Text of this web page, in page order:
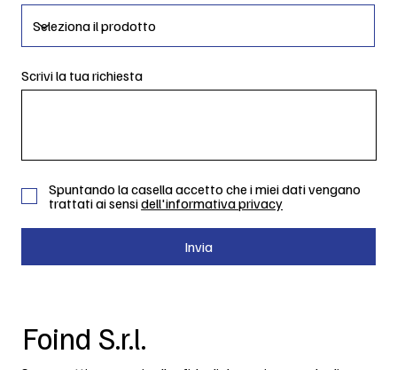
Scrivi la tua richiesta
Spuntando la casella accetto che i miei dati vengano
trattati ai sensidell'informativa privacy
Invia
Foind S.r.l.